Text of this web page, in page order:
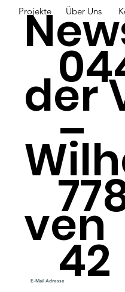
der
ven
Projekte Über Uns
–
42